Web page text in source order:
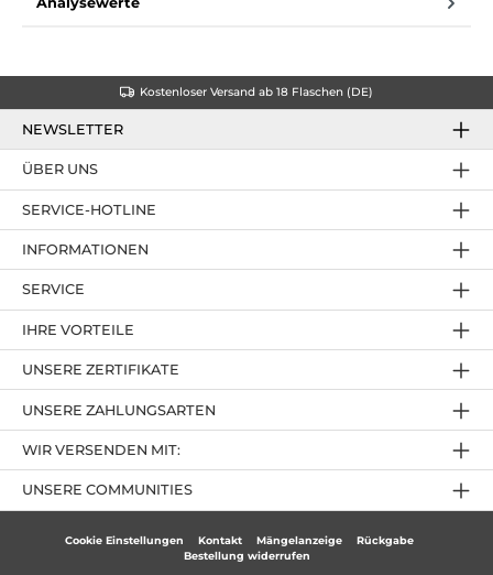
Kostenloser Versand ab 18 Flaschen (DE)
NEWSLETTER
SERVICE-HOTLINE
IHRE VORTEILE
UNSERE ZAHLUNGSARTEN
ÜBER UNS
UNSERE ZERTIFIKATE
INFORMATIONEN
SERVICE
UNSERE COMMUNITIES
WIR VERSENDEN MIT:
Cookie Einstellungen Kontakt Mängelanzeige
Rückgabe
Bestellung widerrufen